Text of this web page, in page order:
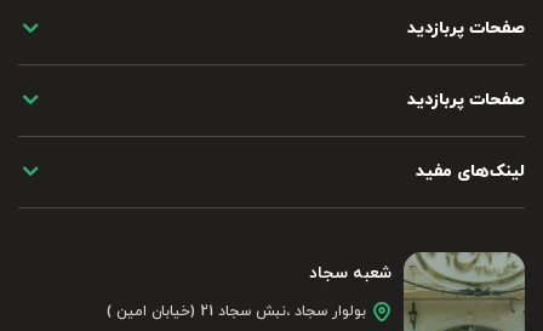
صفحات پربازدید
صفحات پربازدید
لینک‌های مفید
شعبه سجاد
بولوار سجاد ،نبش سجاد 21 (خیابان امین )